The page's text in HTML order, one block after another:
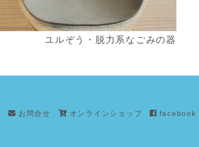
ユルぞう・脱力系なごみの器
お問合せ オンラインショップ facebook